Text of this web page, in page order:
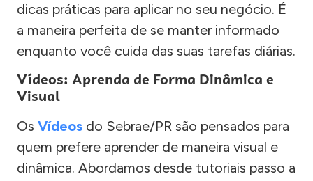
dicas práticas para aplicar no seu negócio. É
a maneira perfeita de se manter informado
enquanto você cuida das suas tarefas diárias.
Vídeos: Aprenda de Forma Dinâmica e
Visual
Os Vídeos do Sebrae/PR são pensados para
quem prefere aprender de maneira visual e
dinâmica. Abordamos desde tutoriais passo a